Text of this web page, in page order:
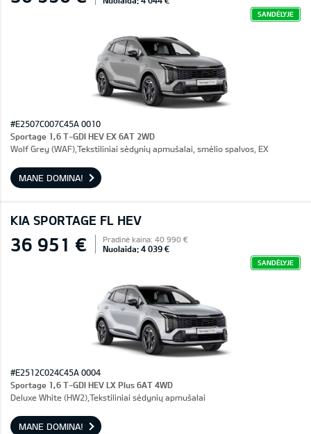
SANDĖLYJE
#E2507C007C45A 0010
Sportage 1,6 T-GDI HEV EX 6AT 2WD
Wolf Grey (WAF),Tekstiliniai sėdynių apmušalai, smėlio spalvos, EX
MANE DOMINA!
KIA SPORTAGE FL HEV
36 951 € Pradinė kaina: 40 990 €
Nuolaida: 4 039 €
SANDĖLYJE
#E2512C024C45A 0004
Sportage 1,6 T-GDI HEV LX Plus 6AT 4WD
Deluxe White (HW2),Tekstiliniai sėdynių apmušalai
MANE DOMINA!